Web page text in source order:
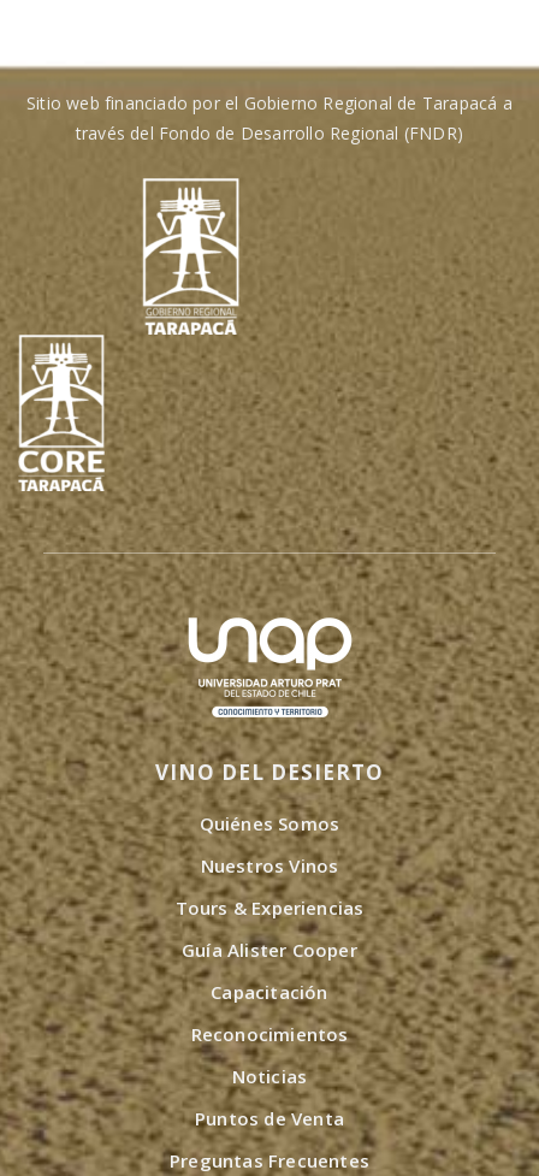
Sitio web financiado por el Gobierno Regional de Tarapacá a
través del Fondo de Desarrollo Regional (FNDR)
VINO DEL DESIERTO
Quiénes Somos
Nuestros Vinos
Tours & Experiencias
Guía Alister Cooper
Capacitación
Reconocimientos
Noticias
Puntos de Venta
Preguntas Frecuentes